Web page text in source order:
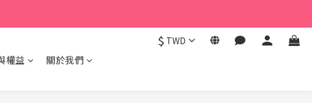
$ TWD
權益 關於我們